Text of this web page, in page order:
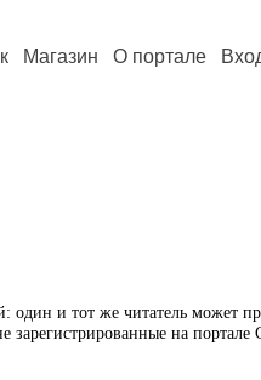
Магазин О портале
один и тот же читатель может
зарегистрированные на портале